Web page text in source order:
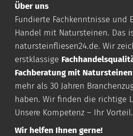
Über uns
Fundierte Fachkenntnisse und
Handel mit Natursteinen. Das
natursteinfliesen24.de. Wir
erstklassige
Fachberatung mit Natursteinen
mehr als 30 Jahren
haben. Wir finden die richtige
Unsere Kompetenz – Ihr Vorteil.
Wir helfen Ihnen gerne!